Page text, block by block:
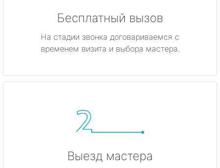
Бесплатный вызов
На стадии звонка договариваемся с
временем визита и выбора мастера.
Выезд мастера